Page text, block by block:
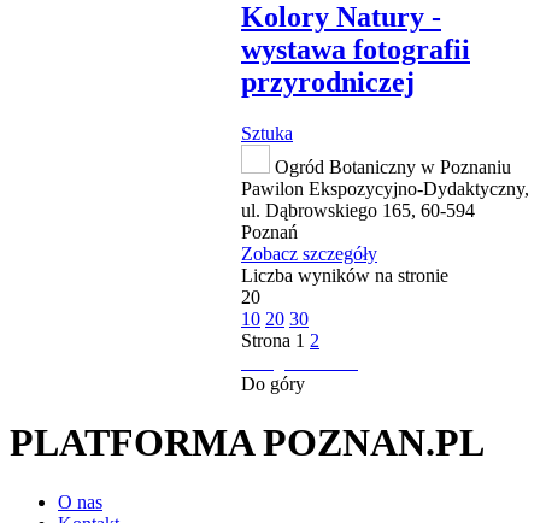
Kolory Natury -
wystawa fotografii
przyrodniczej
Sztuka
Ogród Botaniczny w Poznaniu
Pawilon Ekspozycyjno-Dydaktyczny,
ul. Dąbrowskiego 165, 60-594
Poznań
Zobacz szczegóły
Liczba wyników na stronie
20
10 20 30
Strona 1 2
Do góry
PLATFORMA POZNAN.PL
O nas